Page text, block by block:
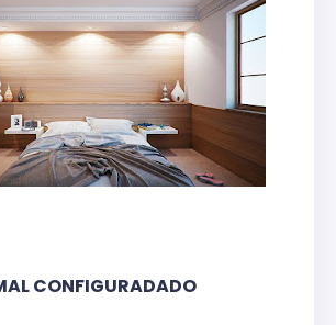
CONFIGURADADO